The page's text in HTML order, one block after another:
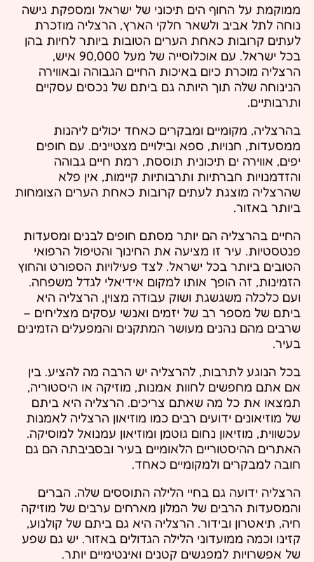
ממוקמת על החוף הים תיכוני של ישראל ומספקת גישה
נוחה לתל אביב ולשאר חלקי הארץ, הרצליה מוזכרת
לעתים קרובות כאחת הערים הטובות ביותר לחיות בהן
בכל ישראל. עם אוכלוסייה של מעל 90,000 איש,
הרצליה מוכרת כיום באיכות החיים הגבוהה ובאווירה
הנינוחה שלה תוך היותה גם ביתם של נכסים עסקיים
ותרבותיים.
בהרצליה, מקומיים ומבקרים כאחד יכולים ליהנות
ממסעדות, חנויות, ספא ובילויים מצטיינים. עם חופים
יפים, אווירה ים תיכונית תוססת, רמת חיים גבוהה
והזדמנויות חברתיות ותרבותיות קיימות, אין פלא
שהרצליה מוצגת לעתים קרובות כאחת הערים הצומחות
ביותר באזור.
החיים בהרצליה הם יותר מסתם חופים לבנים ומסעדות
פנטסטיות. עיר זו מציעה את החינוך והטיפול הרפואי
הטובים ביותר בכל ישראל. לצד פעילויות הספורט והחוץ
הזמינות, זה הופך אותו למקום אידיאלי לגדל משפחה.
ועם כלכלה משגשגת ושוק עבודה מצוין, הרצליה היא
ביתם של מספר רב של יזמים ואנשי עסקים מצליחים –
שרבים מהם נהנים מעושר המתקנים והמפעלים הזמינים
בעיר.
בכל הנוגע לתרבות, להרצליה יש הרבה מה להציע. בין
אם אתם מחפשים לחוות אמנות, מוזיקה או היסטוריה,
תמצאו את כל מה שאתם צריכים. הרצליה היא ביתם
של מוזיאונים ידועים רבים כמו מוזיאון הרצליה לאמנות
עכשווית, מוזיאון נחום גוטמן ומוזיאון עמנואל למוסיקה.
האתרים ההיסטוריים הלאומיים בעיר ובסביבתה הם גם
חובה למבקרים ולמקומיים כאחד.
הרצליה ידועה גם בחיי הלילה התוססים שלה. הברים
והמסעדות הרבים של המלון מארחים ערבים של מוזיקה
חיה, תיאטרון ובידור. הרצליה היא גם ביתם של קולנוע,
קזינו וכמה ממועדוני הלילה הגדולים באזור. יש גם שפע
של אפשרויות למפגשים קטנים ואינטימיים יותר.